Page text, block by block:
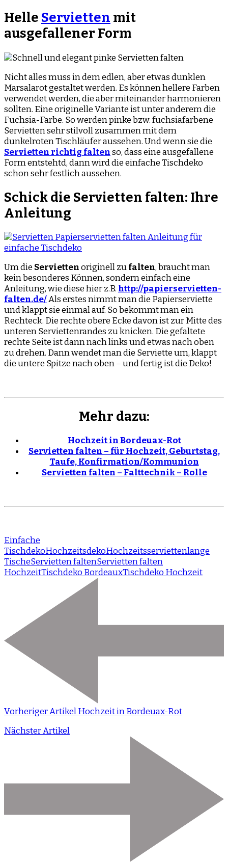
Helle Servietten mit
ausgefallener Form
Nicht alles muss in dem edlen, aber etwas dunklen
Marsalarot gestaltet werden. Es können hellere Farben
verwendet werden, die aber miteinander harmonieren
sollten. Eine originelle Variante ist unter anderem die
Fuchsia-Farbe. So werden pinke bzw. fuchsiafarbene
Servietten sehr stilvoll zusammen mit dem
dunkelroten Tischläufer aussehen. Und wenn sie die
Servietten richtig faltenso, dass eine ausgefallene
Form entstehtd, dann wird die einfache Tischdeko
schon sehr festlich aussehen.
Schick die Servietten falten: Ihre
Anleitung
Um die Serviettenoriginell zufalten, braucht man
kein besonderes Können, sondern einfach eine
Anleitung, wie diese hier z.B. http://papierservietten-
falten.de/Als erstes nimmt man die Papierserviette
und klappt sie einmal auf. So bekommt man ein
Rechteck. Die rechte obere Ecke davon ist zur Mitte des
unteren Serviettenrandes zu knicken. Die gefaltete
rechte Seite ist dann nach links und etwas nach oben
zu drehen. Dann wendet man die Serviette um, klappt
die untere Spitze nach oben – und fertig ist die Deko!
Mehr dazu:
Hochzeit in Bordeuax-Rot
Servietten falten – für Hochzeit, Geburtstag,
Taufe, Konfirmation/Kommunion
Servietten falten – Falttechnik – Rolle
Einfache
TischdekoHochzeitsdekoHochzeitsserviettenlange
TischeServietten faltenServietten falten
HochzeitTischdeko BordeauxTischdeko Hochzeit
Vorheriger ArtikelHochzeit in Bordeuax-Rot
Nächster Artikel